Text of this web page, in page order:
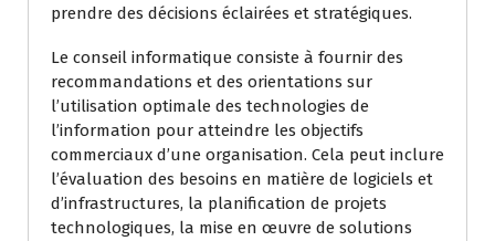
prendre des décisions éclairées et stratégiques.
Le conseil informatique consiste à fournir des
recommandations et des orientations sur
l’utilisation optimale des technologies de
l’information pour atteindre les objectifs
commerciaux d’une organisation. Cela peut inclure
l’évaluation des besoins en matière de logiciels et
d’infrastructures, la planification de projets
technologiques, la mise en œuvre de solutions